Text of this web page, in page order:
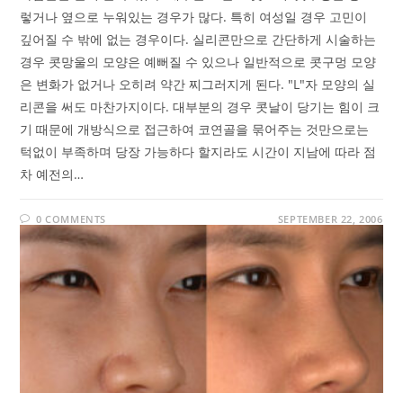
렇거나 옆으로 누워있는 경우가 많다. 특히 여성일 경우 고민이
깊어질 수 밖에 없는 경우이다. 실리콘만으로 간단하게 시술하는
경우 콧망울의 모양은 예뻐질 수 있으나 일반적으로 콧구멍 모양
은 변화가 없거나 오히려 약간 찌그러지게 된다. "L"자 모양의 실
리콘을 써도 마찬가지이다. 대부분의 경우 콧날이 당기는 힘이 크
기 때문에 개방식으로 접근하여 코연골을 묶어주는 것만으로는
턱없이 부족하며 당장 가능하다 할지라도 시간이 지남에 따라 점
차 예전의…
0 COMMENTS SEPTEMBER 22, 2006